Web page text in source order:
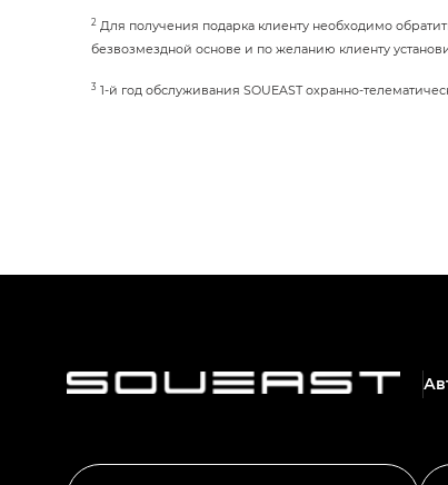
2 Для получения подарка клиенту необходимо
безвозмездной основе и по желанию клиенту
3 1-й год обслуживания SOUEAST охранно-